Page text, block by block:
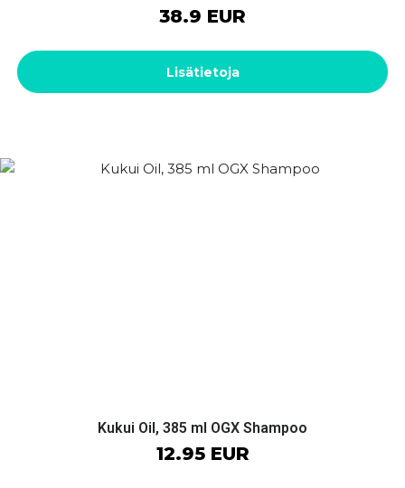
38.9 EUR
Lisätietoja
Kukui Oil, 385 ml OGX Shampoo
12.95 EUR